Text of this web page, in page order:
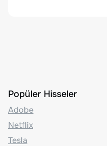
Popüler Hisseler
Adobe
Netflix
Tesla